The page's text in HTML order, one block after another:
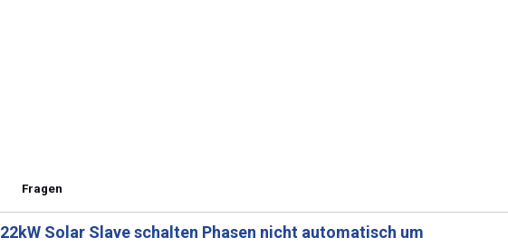
Fragen
22kW Solar Slave schalten Phasen nicht automatisch um